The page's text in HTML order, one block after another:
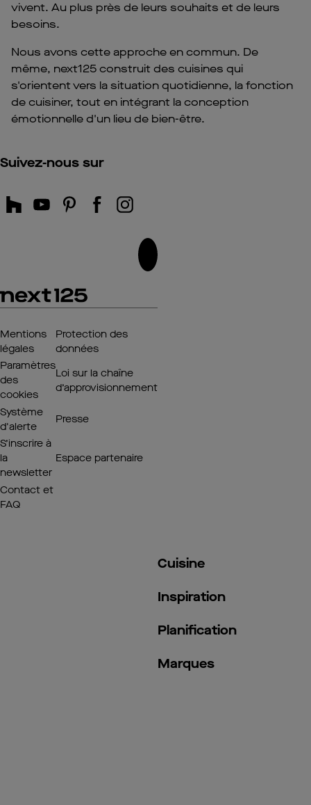
vivent. Au plus près de leurs souhaits et de leurs
besoins.
Nous avons cette approche en commun. De
même, next125 construit des cuisines qui
s'orientent vers la situation quotidienne, la fonction
de cuisiner, tout en intégrant la conception
émotionnelle d'un lieu de bien-être.
Cuisine
Inspiration
Planification
Marques
Mentions
légales
Protection des
données
Paramètres
des
cookies
Loi sur la chaîne
d’approvisionnement
Système
d'alerte
Presse
S’inscrire à
la
newsletter
Espace partenaire
Contact et
FAQ
Suivez-nous sur